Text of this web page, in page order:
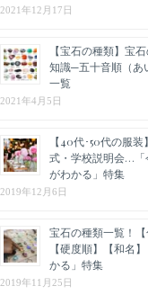
2021年12月17日
【宝石の種類】宝
知識─五十音順（あ
一覧
2021年4月5日
【40代･50代の服
式・学校説明会…「
がわかる」特集
2019年12月6日
宝石の種類一覧！【
【硬度順】【和名
かる」特集
2019年11月25日